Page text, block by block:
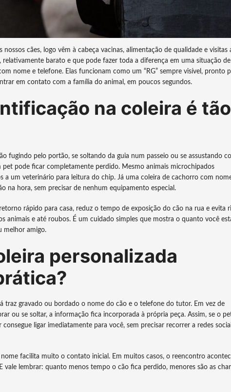
cães, logo vêm à cabeça vacinas, alimentação de qualidade e visitas
barato e que pode fazer toda a diferença em uma situação de
nome e telefone. Elas funcionam como um “RG” sempre visível, pronto
em contato com a família do animal, em poucos segundos.
na coleira é tão
fugindo pelo portão, se soltando da guia num passeio ou se assustando
pode ficar completamente perdido. Mesmo animais microchipados
a um veterinário para leitura do chip. Já uma coleira de cachorro com
na hora, sem precisar de nenhum equipamento especial.
rápido para casa, reduz o tempo de exposição do cão na rua e evita
animais e até roubos. É um cuidado simples que mostra o quanto você
melhor amigo.
personalizada
traz gravado ou bordado o nome do cão e o telefone do tutor. Em vez de
ou se soltar, a informação fica incorporada à própria peça. Assim, se o
ligar imediatamente para você, sem precisar recorrer a redes
facilita muito o contato inicial. Em muitos casos, o reencontro
vale lembrar: quanto menos tempo o cão fica perdido, menores são as